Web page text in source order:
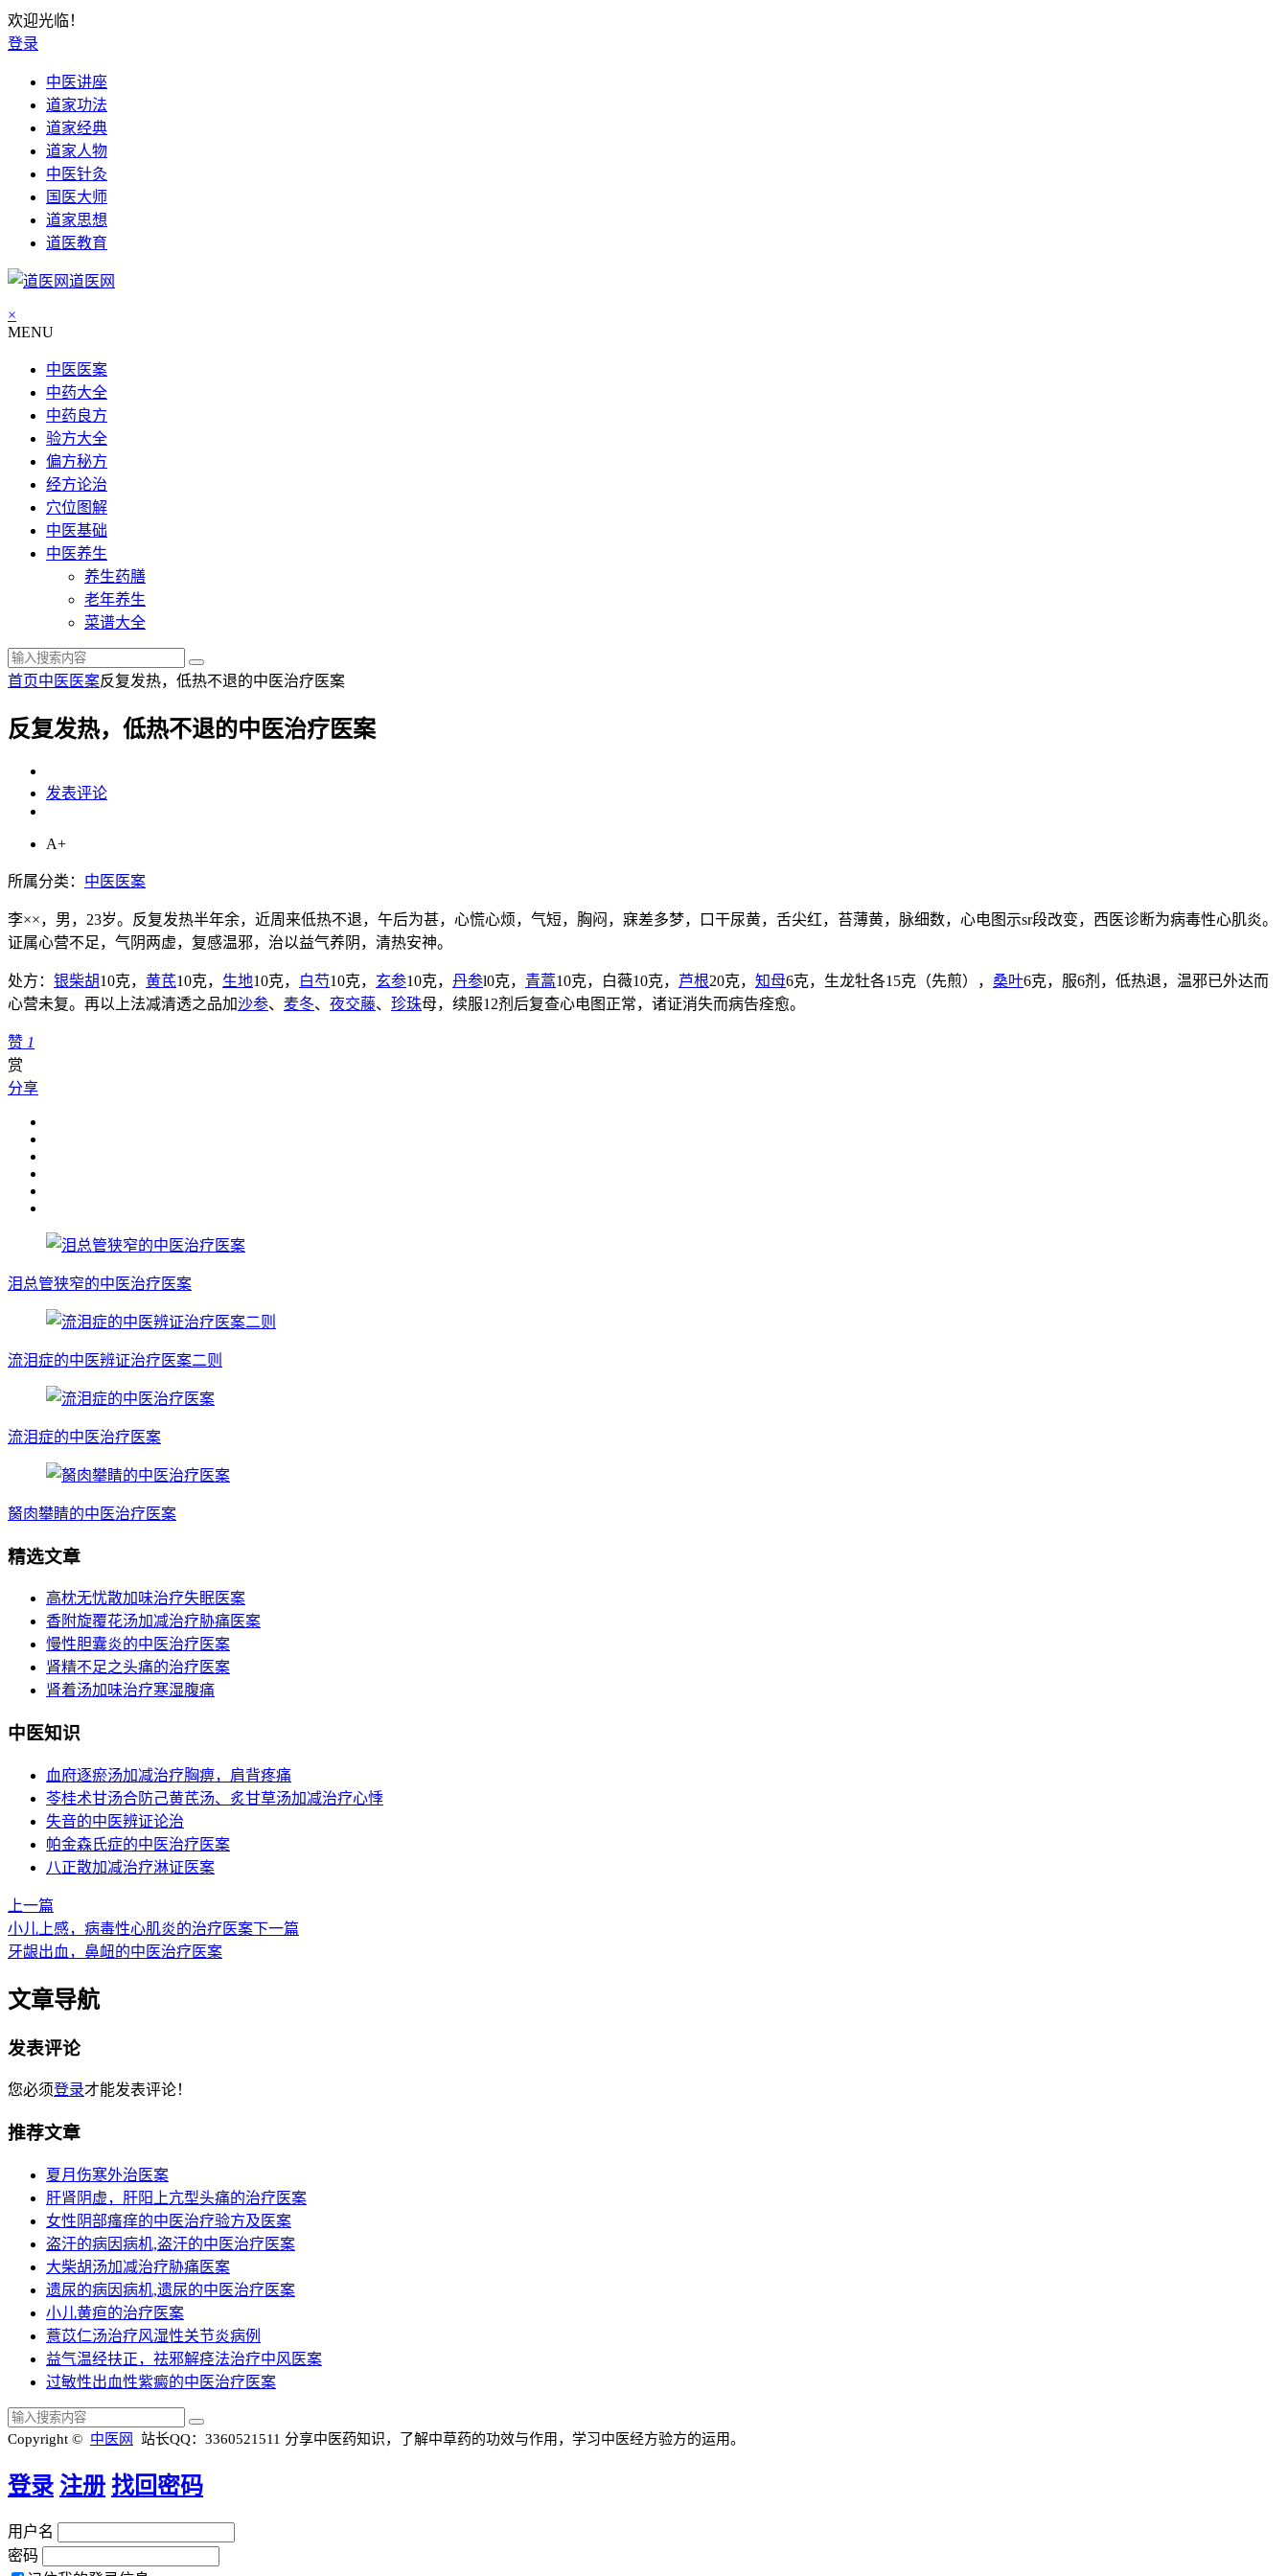
欢迎光临！
登录
中医讲座
道家功法
道家经典
道家人物
中医针灸
国医大师
道家思想
道医教育
道医网
×
MENU
中医医案
中药大全
中药良方
验方大全
偏方秘方
经方论治
穴位图解
中医基础
中医养生
养生药膳
老年养生
菜谱大全
首页中医医案反复发热，低热不退的中医治疗医案
反复发热，低热不退的中医治疗医案
发表评论
A+
所属分类： 中医医案
李××，男，23岁。反复发热半年余，近周来低热不退，午后为甚，心慌心烦，气短，胸闷，寐差多梦，口干尿黄，舌尖红，苔薄黄，脉细数，心电图示sr段改变，西医诊断为病毒性心肌炎。
证属心营不足，气阴两虚，复感温邪，治以益气养阴，清热安神。
处方： 银柴胡10克， 黄芪10克， 生地10克， 白芍10克， 玄参10克， 丹参l0克， 青蒿10克，白薇10克， 芦根20克， 知母6克，生龙牡各15克（先煎）， 桑叶6克，服6剂，低热退，温邪已外达而
心营未复。再以上法减清透之品加沙参、 麦冬、 夜交藤、 珍珠母，续服12剂后复查心电图正常，诸证消失而病告痊愈。
赞 1
赏
分享
泪总管狭窄的中医治疗医案
流泪症的中医辨证治疗医案二则
流泪症的中医治疗医案
胬肉攀睛的中医治疗医案
精选文章
高枕无忧散加味治疗失眠医案
香附旋覆花汤加减治疗胁痛医案
慢性胆囊炎的中医治疗医案
肾精不足之头痛的治疗医案
肾着汤加味治疗寒湿腹痛
中医知识
血府逐瘀汤加减治疗胸痹，肩背疼痛
苓桂术甘汤合防己黄芪汤、炙甘草汤加减治疗心悸
失音的中医辨证论治
帕金森氏症的中医治疗医案
八正散加减治疗淋证医案
上一篇
小儿上感，病毒性心肌炎的治疗医案下一篇
牙龈出血，鼻衄的中医治疗医案
文章导航
发表评论
您必须登录才能发表评论！
推荐文章
夏月伤寒外治医案
肝肾阴虚，肝阳上亢型头痛的治疗医案
女性阴部瘙痒的中医治疗验方及医案
盗汗的病因病机,盗汗的中医治疗医案
大柴胡汤加减治疗胁痛医案
遗尿的病因病机,遗尿的中医治疗医案
小儿黄疸的治疗医案
薏苡仁汤治疗风湿性关节炎病例
益气温经扶正，祛邪解痉法治疗中风医案
过敏性出血性紫癜的中医治疗医案
Copyright © 中医网 站长QQ：3360521511 分享中医药知识，了解中草药的功效与作用，学习中医经方验方的运用。
登录 注册 找回密码
用户名
密码